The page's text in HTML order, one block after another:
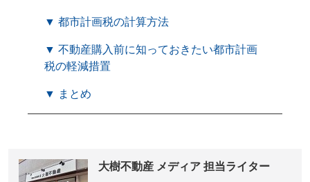
▼ 都市計画税の計算方法
▼ 不動産購入前に知っておきたい都市計画
税の軽減措置
▼ まとめ
大樹不動産 メディア 担当ライター